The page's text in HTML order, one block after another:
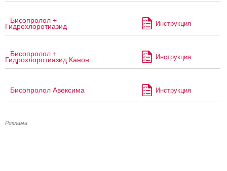
Бисопролол +
Гидрохлоротиазид Инструкция
Бисопролол +
Гидрохлоротиазид Канон Инструкция
Бисопролол Авексима Инструкция
Реклама